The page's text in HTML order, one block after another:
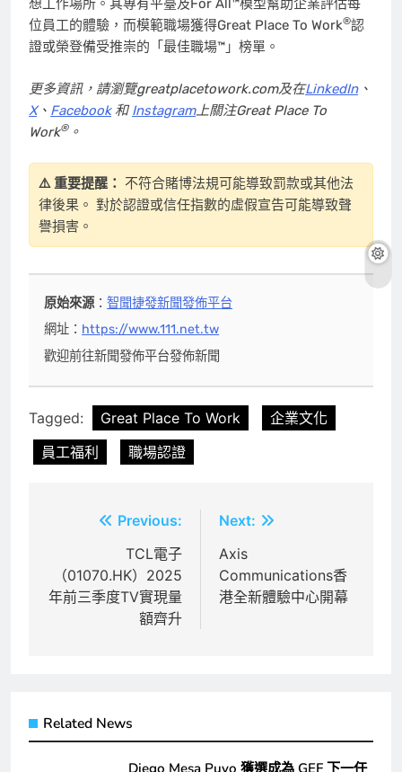
想工作場所。其專有平臺及For All™模型幫助企業評估每
位員工的體驗，而模範職場獲得Great Place To Work®認
證或榮登備受推崇的「最佳職場™」榜單。
更多資訊， 請瀏覽greatplacetowork.com及在LinkedIn、
X、 Facebook 和 Instagram上關注Great Place To
Work®。
⚠️ 重要提醒： 不符合賭博法規可能導致罰款或其他法
律後果。 對於認證或信任指數的虛假宣告可能導致聲
譽損害。
原始來源：智聞捷發新聞發佈平台
網址： https://www.111.net.tw
歡迎前往新聞發佈平台發佈新聞
Tagged: Great Place To Work
企業文化
員工福利
職場認證
導
Previous:
TCL電子
（01070.HK）2025
年前三季度TV實現量
額齊升
Next:
Axis
Communications香
港全新體驗中心開幕
Related News
Diego Mesa Puyo 獲選成為 GEF 下一任